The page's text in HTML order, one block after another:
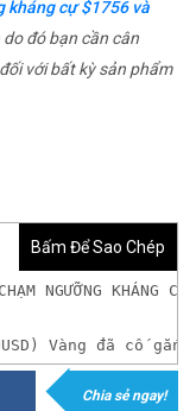
kháng cự $1756 và
đó bạn cần cân
với bất kỳ sản phẩm
Bấm Để Sao Chép
NGƯỠNG KHÁNG
Vàng đã cố
18-03-
Chia sẻ ngay!